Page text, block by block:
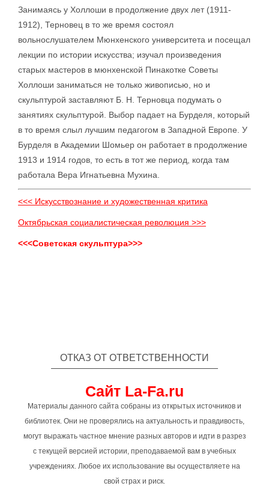
Занимаясь у Холлоши в продолжение двух лет (1911-
1912), Терновец в то же время состоял
вольнослушателем Мюнхенского университета и посещал
лекции по истории искусства; изучал произведения
старых мастеров в мюнхенской Пинакотке Советы
Холлоши заниматься не только живописью, но и
скульптурой заставляют Б. Н. Терновца подумать о
занятиях скульптурой. Выбор падает на Бурделя, который
в то время слыл лучшим педагогом в Западной Европе. У
Бурделя в Академии Шомьер он работает в продолжение
1913 и 1914 годов, то есть в тот же период, когда там
работала Вера Игнатьевна Мухина.
<<< Искусствознание и художественная критика
Октябрьская социалистическая революция >>>
<<<Советская скульптура>>>
ОТКАЗ ОТ ОТВЕТСТВЕННОСТИ
Сайт La-Fa.ru
Материалы данного сайта собраны из открытых источников и
библиотек. Они не проверялись на актуальность и правдивость,
могут выражать частное мнение разных авторов и идти в разрез
с текущей версией истории, преподаваемой вам в учебных
учреждениях. Любое их использование вы осуществляете на
свой страх и риск.